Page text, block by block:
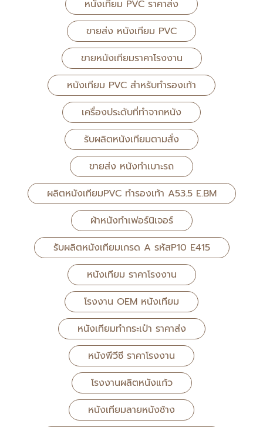
หนังเทียม PVC ราคาส่ง
ขายส่ง หนังเทียม PVC
ขายหนังเทียมราคาโรงงาน
หนังเทียม PVC สำหรับทำรองเท้า
เครื่องประดับที่ทำจากหนัง
รับผลิตหนังเทียมตามสั่ง
ขายส่ง หนังทำเบาะรถ
ผลิตหนังเทียมPVC ทำรองเท้า A53.5 E.BM
ผ้าหนังทำเฟอร์นิเจอร์
รับผลิตหนังเทียมเกรด A รหัสP10 E415
หนังเทียม ราคาโรงงาน
โรงงาน OEM หนังเทียม
หนังเทียมทำกระเป๋า ราคาส่ง
หนังพีวีซี ราคาโรงงาน
โรงงานผลิตหนังแก้ว
หนังเทียมลายหนังช้าง